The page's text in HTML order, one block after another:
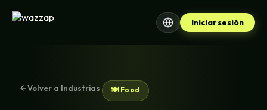
Iniciar sesión
Volver a Industrias 🍽️ Food